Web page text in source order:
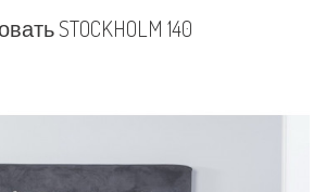
STOCKHOLM 140